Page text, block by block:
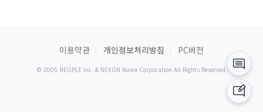
이용약관 개인정보처리방침 PC버전
© 2005 NEOPLE Inc. & NEXON Korea Corporation All Rights Reserved.